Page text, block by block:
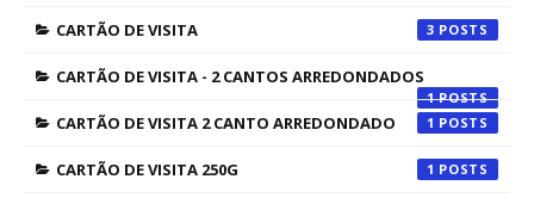
CARTÃO DE VISITA 3
CARTÃO DE VISITA - 2 CANTOS ARREDONDADOS
1
CARTÃO DE VISITA 2 CANTO ARREDONDADO 1
CARTÃO DE VISITA 250G 1